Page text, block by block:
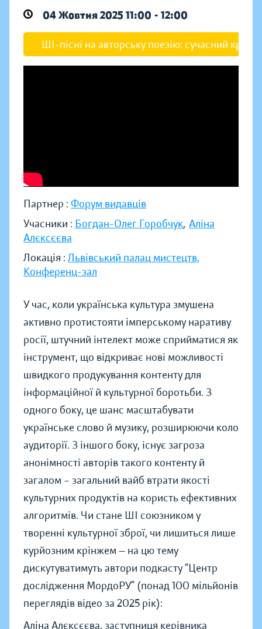
04 Жовтня 2025 11:00 - 12:00
ШІ-пісні на авторську поезію: сучасний крінж
Партнер : Форум видавців
Учасники : Богдан-Олег Горобчук, Аліна
Алєксєєва
Локація : Львівський палац мистецтв,
Конференц-зал
У час, коли українська культура змушена
активно протистояти імперському наративу
росії, штучний інтелект може сприйматися як
інструмент, що відкриває нові можливості
швидкого продукування контенту для
інформаційної й культурної боротьби. З
одного боку, це шанс масштабувати
українське слово й музику, розширюючи коло
аудиторії. З іншого боку, існує загроза
анонімності авторів такого контенту й
загалом – загальний вайб втрати якості
культурних продуктів на користь ефективних
алгоритмів. Чи стане ШІ союзником у
творенні культурної зброї, чи лишиться лише
курйозним крінжем — на цю тему
дискутуватимуть автори подкасту “Центр
дослідження МордоРУ” (понад 100 мільйонів
переглядів відео за 2025 рік):
Аліна Алєксєєва, заступниця керівника